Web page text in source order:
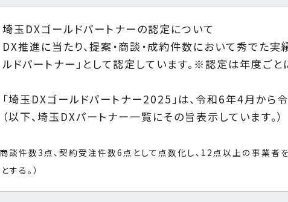
埼玉DXゴールドパートナーの認定について
DX推進に当たり、提案・商談・成約件数において秀でた
ルドパートナー」として認定しています。※認定は年度ごと
「埼玉DXゴールドパートナー2025」は、令和6年4月から
（以下、埼玉DXパートナー一覧にその旨表示しています。）
談件数3点、契約受注件数6点として点数化し、12点以上の事業者
る。）